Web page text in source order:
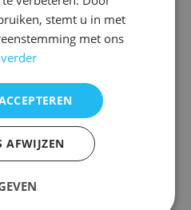
( met
)
)
NIET
stemt u in met
met ons
AFWIJZEN